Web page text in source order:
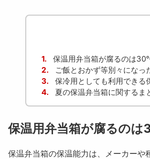
1.
保温用弁当箱が腐るのは
2.
ご飯とおかず等別々になっ
3.
保冷用としても利用できる
4.
夏の保温弁当箱に関するま
保温用弁当箱が腐るの
保温弁当箱の保温能力は、メーカー